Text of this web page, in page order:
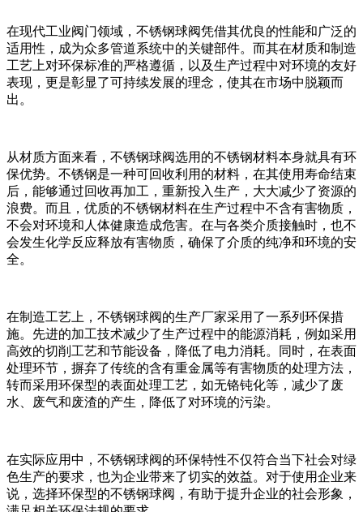
在现代工业阀门领域，不锈钢球阀凭借其优良的性能和广泛的
适用性，成为众多管道系统中的关键部件。而其在材质和制造
工艺上对环保标准的严格遵循，以及生产过程中对环境的友好
表现，更是彰显了可持续发展的理念，使其在市场中脱颖而
出。
从材质方面来看，不锈钢球阀选用的不锈钢材料本身就具有环
保优势。不锈钢是一种可回收利用的材料，在其使用寿命结束
后，能够通过回收再加工，重新投入生产，大大减少了资源的
浪费。而且，优质的不锈钢材料在生产过程中不含有害物质，
不会对环境和人体健康造成危害。在与各类介质接触时，也不
会发生化学反应释放有害物质，确保了介质的纯净和环境的安
全。
在制造工艺上，不锈钢球阀的生产厂家采用了一系列环保措
施。先进的加工技术减少了生产过程中的能源消耗，例如采用
高效的切削工艺和节能设备，降低了电力消耗。同时，在表面
处理环节，摒弃了传统的含有重金属等有害物质的处理方法，
转而采用环保型的表面处理工艺，如无铬钝化等，减少了废
水、废气和废渣的产生，降低了对环境的污染。
在实际应用中，不锈钢球阀的环保特性不仅符合当下社会对绿
色生产的要求，也为企业带来了切实的效益。对于使用企业来
说，选择环保型的不锈钢球阀，有助于提升企业的社会形象，